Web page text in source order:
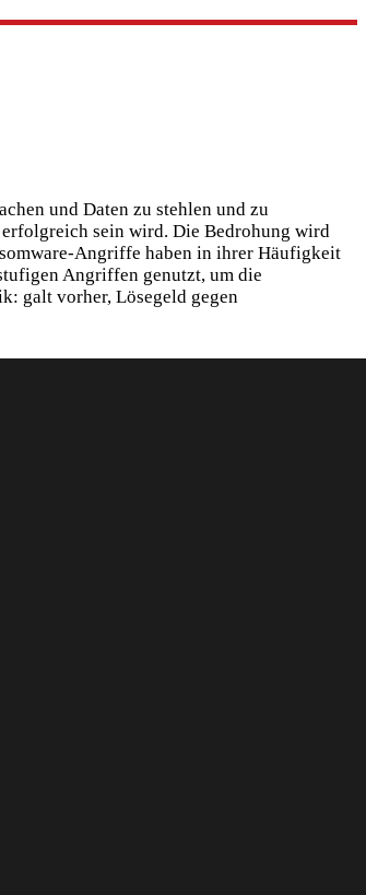
und Daten zu stehlen und zu
sein wird. Die Bedrohung wird
Angriffe haben in ihrer Häufigkeit
Angriffen genutzt, um die
galt vorher, Lösegeld gegen